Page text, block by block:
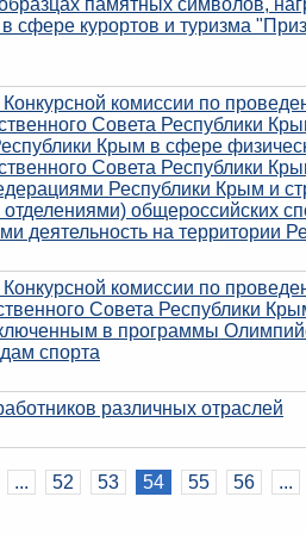
памятных символов,
сфере курортов и туризма
комиссии по
Совета Республики
Крым в сфере
Совета Республики
Республики Крым и
общероссийских
деятельность на территории
комиссии по
Совета Республики
в программы
спорта
различных отраслей
... 52 53 54 55 56 ...